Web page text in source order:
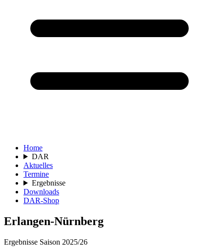
Home
DAR
Aktuelles
Termine
Ergebnisse
Downloads
DAR-Shop
Erlangen-Nürnberg
Ergebnisse Saison 2025/26